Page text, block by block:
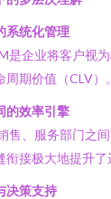
系统化管理
是企业将客户视
期价值（CLV）。
的效率引擎
售、服务部门之
接极大地提升了
决策支持